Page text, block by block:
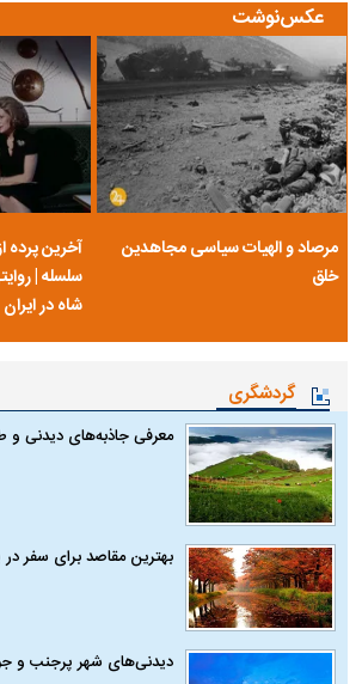
عکس‌نوشت
مرصاد و الهیات سیاسی مجاهدین
خلق
آخرین
سلسله |
شاه در ایران
گردشگری
معرفی جاذبه‌های دیدنی و
بهترین مقاصد برای سفر در
دیدنی‌های شهر پرجنب و